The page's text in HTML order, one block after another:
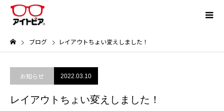
ブログ レイアウトちょい変えしました！
お知らせ 2022.03.10
レイアウトちょい変えしました！